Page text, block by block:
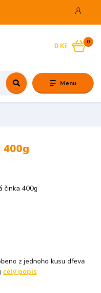
Menu
0
0 Kč
400g
z jednoho kusu dřeva
celý popis